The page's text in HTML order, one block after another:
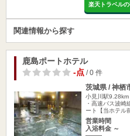
楽天トラベル
関連情報から探す
鹿島ポートホテル
-点/ 0 件
茨城県 / 神栖
小見川駅9.28km
・高速バス波
ート【当ホテル
営業時間
入浴料金 ～